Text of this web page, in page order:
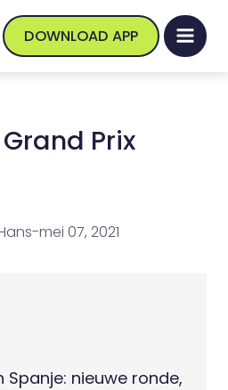
DOWNLOAD APP
Prix
-mei 07, 2021
Spanje: nieuwe ronde,